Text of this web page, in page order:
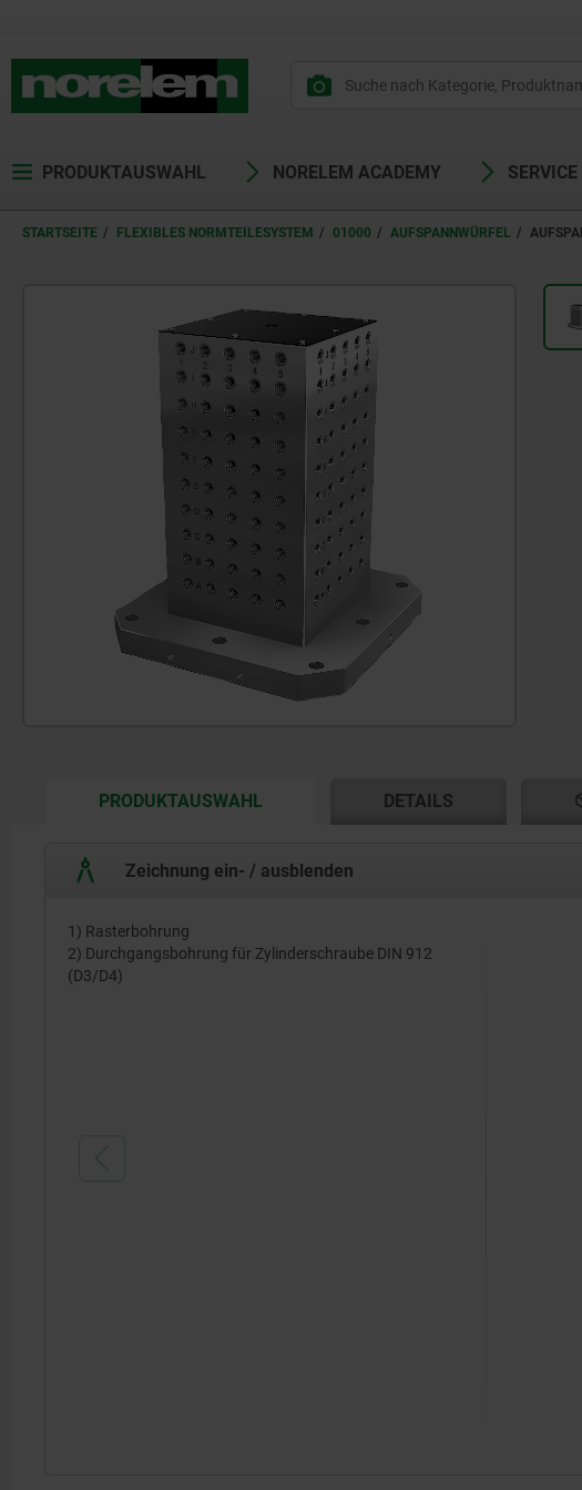
PRODUKTAUSWAHL NORELEM ACADEMY SERVICE
STARTSEITE FLEXIBLES NORMTEILESYSTEM 01000 AUFSPANNWÜRFEL
PRODUKTAUSWAHL DETAILS
Zeichnung ein- / ausblenden
1) Rasterbohrung
2) Durchgangsbohrung für Zylinderschraube DIN 912
(D3/D4)